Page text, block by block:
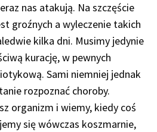
nas atakują. Na szczęście
groźnych a wyleczenie takich
kilka dni. Musimy jedynie
kurację, w pewnych
Sami niemniej jednak
rozpoznać choroby.
organizm i wiemy, kiedy coś
się wówczas koszmarnie,